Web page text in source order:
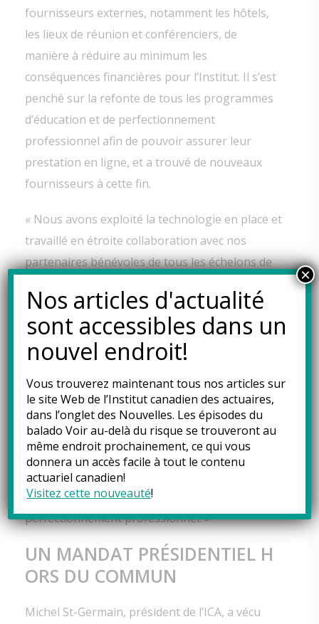
fournisseurs externes, notamment les hôtels,
les lieux de réunion et conférenciers, de
manière à réduire au minimum les
conséquences financières pour l’Institut. Il s’est
penché sur la refonte de tous les programmes
d’éducation et de perfectionnement
professionnel afin de pouvoir assurer leur
prestation en ligne, et a trouvé de nouveaux
fournisseurs à cette fin.
« Nous avons exploité la technologie en place et
travaillé en étroite collaboration avec nos
partenaires bénévoles de tous les échelons de
sans heurts et sans compromis sur la qualité du
contenu ou de l’expérience des participants »,
explique Alicia Rollo, directrice, éducation et
qu’a réussi à accomplir notre petite équipe
ingénieuse et résiliente est impressionnante.
Les changements auxquels a donné lieu la
COVID¬-19 auront des effets positifs
permanents sur les modes de prestation de nos
programmes d’éducation et de
perfectionnement professionnel. »
UN MANDAT PRÉSIDENTIEL H
ORS DU COMMUN
Michel St-Germain, président de l’ICA, a vécu
Nos articles d'actualité
sont accessibles dans un
nouvel endroit!
Vous trouverez maintenant tous nos articles sur
le site Web de l’Institut canadien des actuaires,
dans l’onglet des Nouvelles. Les épisodes du
balado Voir au-delà du risque se trouveront au
même endroit prochainement, ce qui vous
donnera un accès facile à tout le contenu
actuariel canadien!
Visitez cette nouveauté!
×